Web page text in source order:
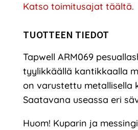
määrä
Katso toimitusajat täältä.
TUOTTEEN TIEDOT
Tapwell ARM069
tyylikkäällä kantikkaalla
on varustettu metallisella
Saatavana useassa eri
Huom! Kuparin ja